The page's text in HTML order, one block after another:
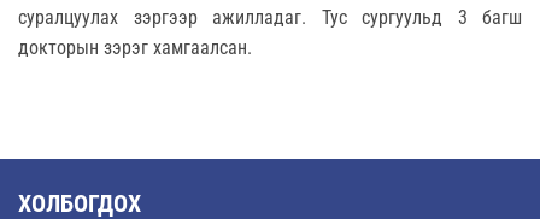
суралцуулах зэргээр ажилладаг. Тус сургуульд 3 багш
докторын зэрэг хамгаалсан.
ХОЛБОГДОХ